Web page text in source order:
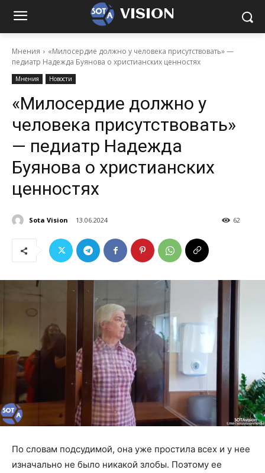
VISION
Мнения
«Милосердие должно у человека присутствовать» —
педиатр Надежда Буянова о христианских ценностях
Мнения Новости
«Милосердие должно у
человека присутствовать»
— педиатр Надежда
Буянова о христианских
ценностях
Sota Vision 13.06.2024 62
По словам подсудимой, она уже простила всех и у нее
изначально не было никакой злобы. Поэтому ее